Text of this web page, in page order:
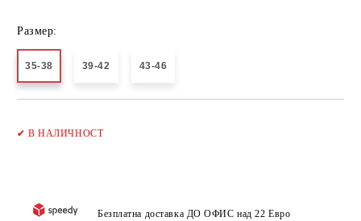
Размер:
35-38 39-42 43-46
✔В НАЛИЧНОСТ
Безплатна доставка ДО ОФИС над 22 Евро